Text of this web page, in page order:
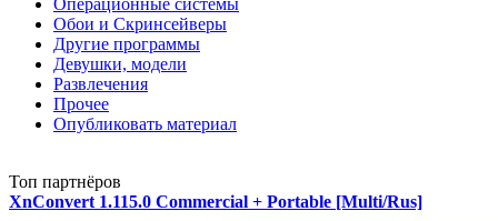
Операционные системы
Обои и Скринсейверы
Другие программы
Девушки, модели
Развлечения
Прочее
Опубликовать материал
Топ партнёров
XnConvert 1.115.0 Commercial + Portable [Multi/Rus]